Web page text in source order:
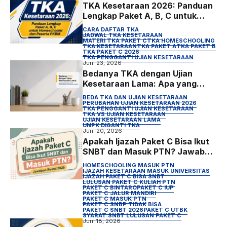
TKA Kesetaraan 2026: Panduan
Lengkap Paket A, B, C untuk
Homeschooler dan Peserta
PKBM
CARA DAFTAR TKA
JADWAL TKA KESETARAAN
MATERI TKA PAKET CTKA HOMESCHOOLING
TKA KESETARAANTKA PAKET ATKA PAKET B
TKA PAKET C 2026
TKA PENGGANTI UJIAN KESETARAAN
Juni 23, 2026
Bedanya TKA dengan Ujian
Kesetaraan Lama: Apa yang
Berubah untuk Homeschooler
dan Peserta PKBM
BEDA TKA DAN UJIAN KESETARAAN
PERUBAHAN UJIAN KESETARAAN 2026
TKA PENGGANTI UJIAN KESETARAAN
TKA VS UJIAN KESETARAAN
UJIAN KESETARAAN LAMA
UNPK DIGANTI TKA
Juni 20, 2026
Apakah Ijazah Paket C Bisa Ikut
SNBT dan Masuk PTN? Jawaban
Resmi 2026
HOMESCHOOLING MASUK PTN
IJAZAH KESETARAAN MASUK UNIVERSITAS
IJAZAH PAKET C BISA SNBT
LULUSAN PAKET C KULIAH PTN
PAKET C BINTAROPAKET C IUP
PAKET C JALUR MANDIRI
PAKET C MASUK PTN
PAKET C SNBP TIDAK BISA
PAKET C SNBT 2026PAKET C UTBK
SYARAT SNBT LULUSAN PAKET C
Juni 18, 2026